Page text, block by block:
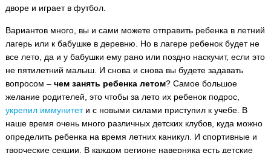
дворе и играет в футбол.
Вариантов много, вы и сами можете отправить ребенка в летний
лагерь или к бабушке в деревню. Но в лагере ребенок будет не
все лето, да и у бабушки ему рано или поздно наскучит, если это
не пятилетний малыш. И снова и снова вы будете задавать
вопросом – чем занять ребенка летом? Самое большое
желание родителей, это чтобы за лето их ребенок подрос,
укрепил иммунитети с новыми силами приступил к учебе. В
наше время очень много различных детских клубов, куда можно
определить ребенка на время летних каникул. И спортивные и
творческие секции. В каждом регионе наверняка есть детские